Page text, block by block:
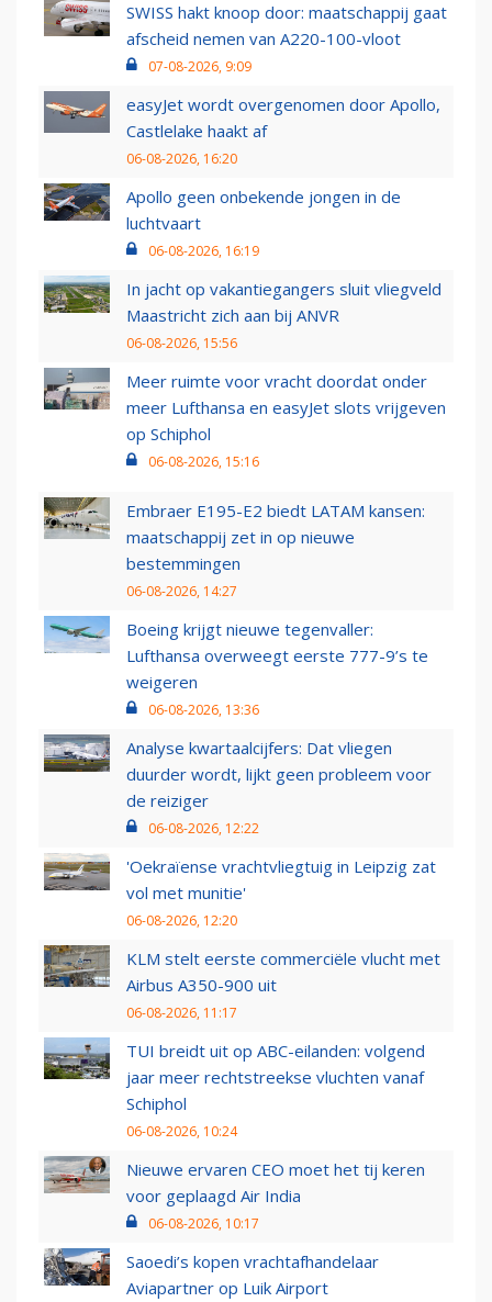
SWISS hakt knoop door: maatschappij gaat
afscheid nemen van A220-100-vloot
07-08-2026, 9:09
easyJet wordt overgenomen door Apollo,
Castlelake haakt af
06-08-2026, 16:20
Apollo geen onbekende jongen in de
luchtvaart
06-08-2026, 16:19
In jacht op vakantiegangers sluit vliegveld
Maastricht zich aan bij ANVR
06-08-2026, 15:56
Meer ruimte voor vracht doordat onder
meer Lufthansa en easyJet slots vrijgeven
op Schiphol
06-08-2026, 15:16
Embraer E195-E2 biedt LATAM kansen:
maatschappij zet in op nieuwe
bestemmingen
06-08-2026, 14:27
Boeing krijgt nieuwe tegenvaller:
Lufthansa overweegt eerste 777-9’s te
weigeren
06-08-2026, 13:36
Analyse kwartaalcijfers: Dat vliegen
duurder wordt, lijkt geen probleem voor
de reiziger
06-08-2026, 12:22
'Oekraïense vrachtvliegtuig in Leipzig zat
vol met munitie'
06-08-2026, 12:20
KLM stelt eerste commerciële vlucht met
Airbus A350-900 uit
06-08-2026, 11:17
TUI breidt uit op ABC-eilanden: volgend
jaar meer rechtstreekse vluchten vanaf
Schiphol
06-08-2026, 10:24
Nieuwe ervaren CEO moet het tij keren
voor geplaagd Air India
06-08-2026, 10:17
Saoedi’s kopen vrachtafhandelaar
Aviapartner op Luik Airport